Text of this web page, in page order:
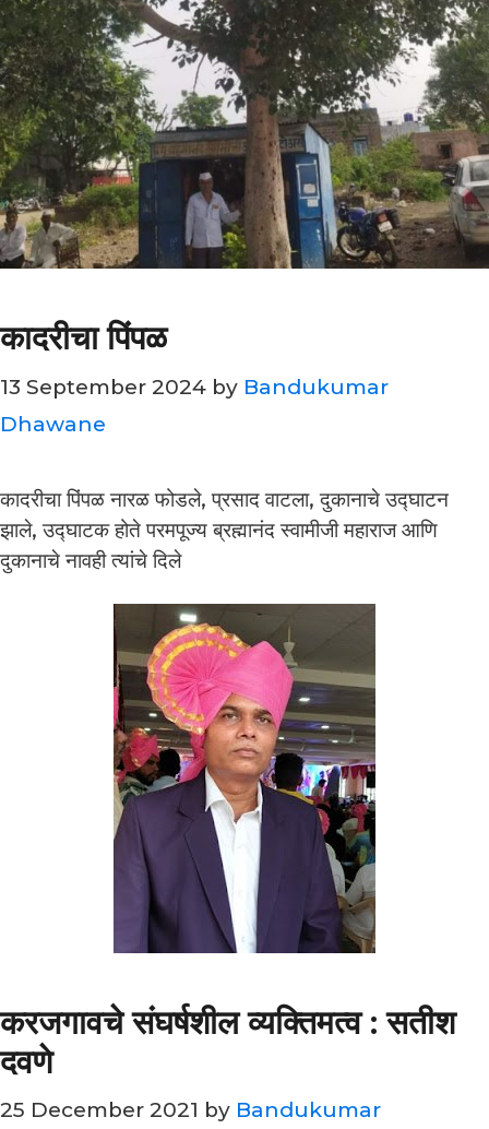
कादरीचा पिंपळ
13 September 2024 by Bandukumar
Dhawane
कादरीचा पिंपळ नारळ फोडले, प्रसाद वाटला, दुकानाचे उद्घाटन
झाले, उद्घाटक होते परमपूज्य ब्रह्मानंद स्वामीजी महाराज आणि
दुकानाचे नावही त्यांचे दिले
करजगावचे संघर्षशील व्यक्तिमत्व : सतीश
दवणे
25 December 2021 by Bandukumar